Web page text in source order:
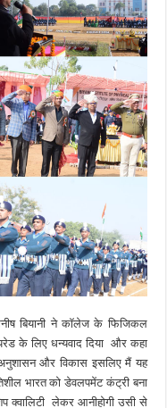
बियानी ने कॉलेज के फिजिकल
के लिए धन्यवाद दिया और कहा
और विकास इसलिए मैं यह
भारत को डेवलपमेंट कंट्री बना
लेकर आनीहोगी उसी से